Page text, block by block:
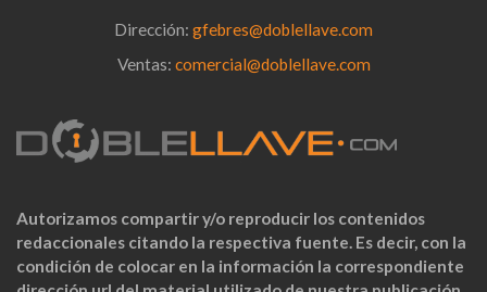
Dirección: gfebres@doblellave.com
Ventas: comercial@doblellave.com
Autorizamos compartir y/o reproducir los contenidos
redaccionales citando la respectiva fuente. Es decir, con la
condición de colocar en la información la correspondiente